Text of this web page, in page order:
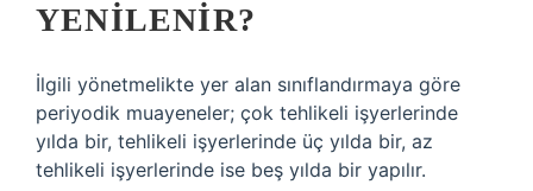
YENILENIR?
İlgili yönetmelikte yer alan sınıflandırmaya göre
periyodik muayeneler; çok tehlikeli işyerlerinde
yılda bir, tehlikeli işyerlerinde üç yılda bir, az
tehlikeli işyerlerinde ise beş yılda bir yapılır.